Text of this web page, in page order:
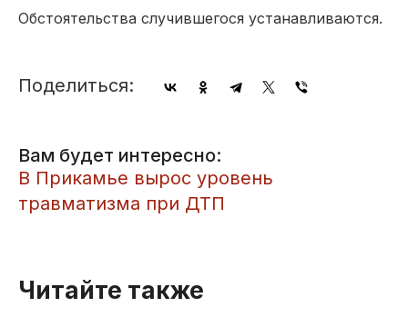
Обстоятельства случившегося устанавливаются.
Поделиться:
Вам будет интересно:
​В Прикамье вырос уровень
травматизма при ДТП
Читайте также